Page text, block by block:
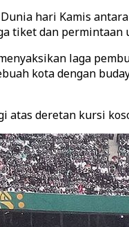
hari Kamis
tiket dan permintaan
laga
kota dengan
deretan kursi